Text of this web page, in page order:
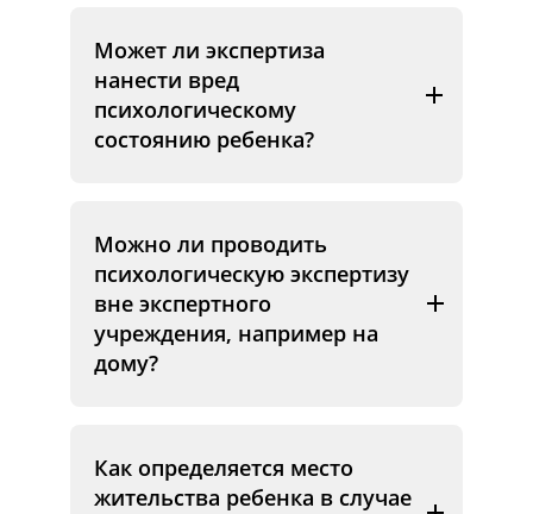
Может ли экспертиза
нанести вред
психологическому
состоянию ребенка?
Можно ли проводить
психологическую экспертизу
вне экспертного
учреждения, например на
дому?
Как определяется место
жительства ребенка в случае